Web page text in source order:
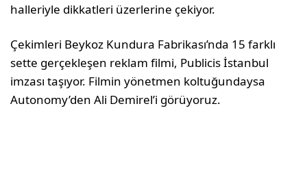
halleriyle dikkatleri üzerlerine çekiyor.
Çekimleri Beykoz Kundura Fabrikası’nda 15 farklı
sette gerçekleşen reklam filmi, Publicis İstanbul
imzası taşıyor. Filmin yönetmen koltuğundaysa
Autonomy’den Ali Demirel’i görüyoruz.